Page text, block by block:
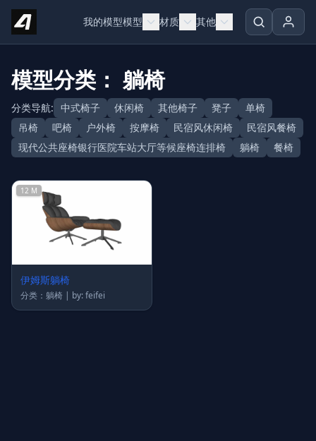
Skip to content
我的模型模型 材质 其他
模型分类： 躺椅
分类导航: 中式椅子 休闲椅 其他椅子 凳子
单椅
吊椅
吧椅 户外椅 按摩椅 民宿风休闲椅
民宿风餐椅
现代公共座椅银行医院车站大厅等候座椅连排椅
躺椅 餐椅
12 M
伊姆斯躺椅
分类：躺椅 | by: feifei